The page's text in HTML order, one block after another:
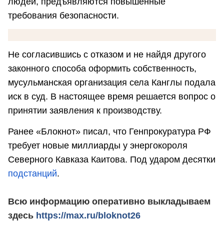
требования безопасности.
Не согласившись с отказом и не найдя другого
законного способа оформить собственность,
мусульманская организация села Канглы подала
иск в суд. В настоящее время решается вопрос о
принятии заявления к производству.
Ранее «Блокнот» писал, что Генпрокуратура РФ
требует новые миллиарды у энергокороля
Северного Кавказа Каитова. Под ударом десятки
подстанций.
Всю информацию оперативно выкладываем
здесь https://max.ru/bloknot26